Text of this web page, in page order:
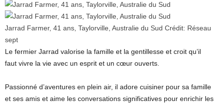
Jarrad Farmer, 41 ans, Taylorville, Australie du Sud Crédit: Réseau
sept
Le fermier Jarrad valorise la famille et la gentillesse et croit qu’il
faut vivre la vie avec un esprit et un cœur ouverts.
Passionné d’aventures en plein air, il adore cuisiner pour sa famille
et ses amis et aime les conversations significatives pour enrichir les